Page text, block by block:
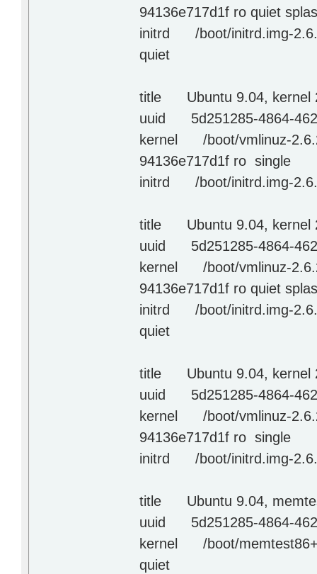
94136e717d1f ro quiet
initrd /boot/initrd.img-
quiet
title Ubuntu 9.04, kernel
uuid 5d251285-4864-
kernel /boot/vmlinuz-
94136e717d1f ro single
initrd /boot/initrd.img-
title Ubuntu 9.04, kernel
uuid 5d251285-4864-
kernel /boot/vmlinuz-
94136e717d1f ro quiet
initrd /boot/initrd.img-
quiet
title Ubuntu 9.04, kernel
uuid 5d251285-4864-
kernel /boot/vmlinuz-
94136e717d1f ro single
initrd /boot/initrd.img-
title Ubuntu 9.04,
uuid 5d251285-4864-
kernel /boot/
quiet